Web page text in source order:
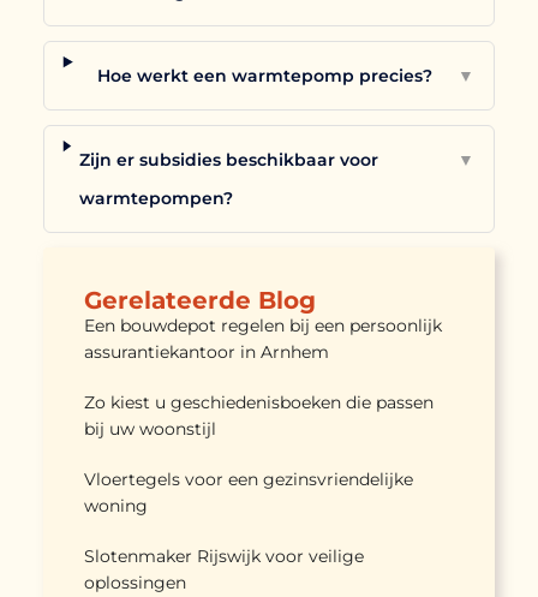
Hoe werkt een warmtepomp precies? ▼
Zijn er subsidies beschikbaar voor
warmtepompen?
▼
Gerelateerde Blog
Een bouwdepot regelen bij een persoonlijk
assurantiekantoor in Arnhem
Zo kiest u geschiedenisboeken die passen
bij uw woonstijl
Vloertegels voor een gezinsvriendelijke
woning
Slotenmaker Rijswijk voor veilige
oplossingen